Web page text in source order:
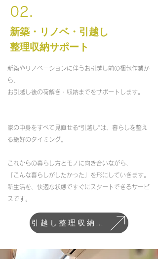
02.
新築・リノベ・引越し
整理収納サポート
新築やリノベーションに伴うお引越し前の梱包作業か
ら、
お引越し後の荷解き・収納までをサポートします。
家の中身をすべて見直せる“引越し”は、暮らしを整え
る絶好のタイミング。
これからの暮らし方とモノに向き合いながら、
「こんな暮らしがしたかった」を形にしていきます。
新生活を、快適な状態ですぐにスタートできるサービ
スです。
引越し整理収納サポート